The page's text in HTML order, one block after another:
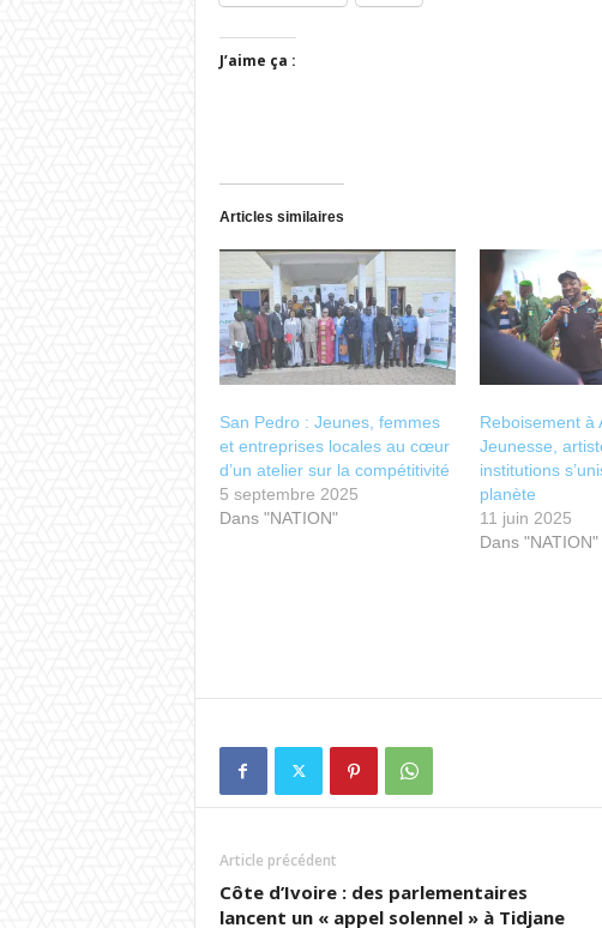
J’aime ça :
Articles similaires
San Pedro : Jeunes, femmes
et entreprises locales au cœur
d’un atelier sur la compétitivité
5 septembre 2025
Dans "NATION"
Reboisement à
Jeunesse,
institutions
planète
11 juin 2025
Dans "NATION"
Article précédent
Côte d’Ivoire : des parlementaires
lancent un « appel solennel » à Tidjane